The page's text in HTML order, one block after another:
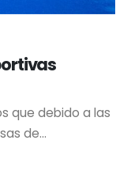
que debido a las
de...